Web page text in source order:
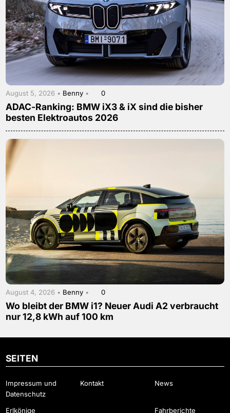
August 5, 2026 • Benny • 0
ADAC-Ranking: BMW iX3 & iX sind die bisher
besten Elektroautos 2026
August 4, 2026 • Benny • 0
Wo bleibt der BMW i1? Neuer Audi A2 verbraucht
nur 12,8 kWh auf 100 km
SEITEN
Impressum und
Datenschutz
Kontakt News
Erlkönige Fahrberichte